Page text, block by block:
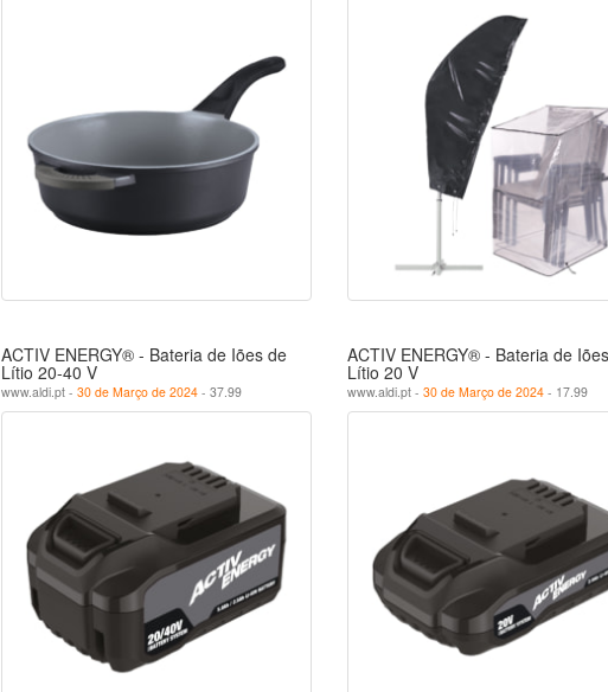
ACTIV ENERGY® - Bateria de Iões de
Lítio 20-40 V
www.aldi.pt - 30 de Março de 2024- 37.99
ACTIV ENERGY® - Bateria de
Lítio 20 V
www.aldi.pt - 30 de Março de 2024 - 17.99